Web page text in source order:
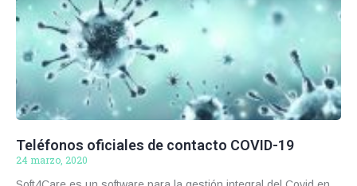
Teléfonos oficiales de contacto COVID-19
24 marzo, 2020